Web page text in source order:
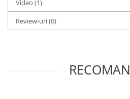
Video (1)
Review-uri(0)